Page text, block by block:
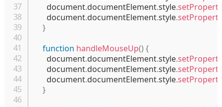
      document
.documentElement.style.setProperty
      document
.documentElement.style.setProperty
}
function handleMouseUp() {
      document
.documentElement.style.setProperty
      document
.documentElement.style.setProperty
      document
.documentElement.style.setProperty
}